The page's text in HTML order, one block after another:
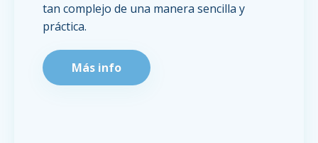
tan complejo de una manera sencilla y
práctica.
Más info